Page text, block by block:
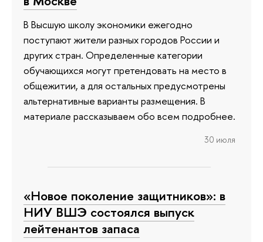
В Высшую школу экономики ежегодно
поступают жители разных городов России и
других стран. Определенные категории
обучающихся могут претендовать на место в
общежитии, а для остальных предусмотрены
альтернативные варианты размещения. В
материале рассказываем обо всем подробнее.
30 июля
«Новое поколение защитников»: в
НИУ ВШЭ состоялся выпуск
лейтенантов запаса